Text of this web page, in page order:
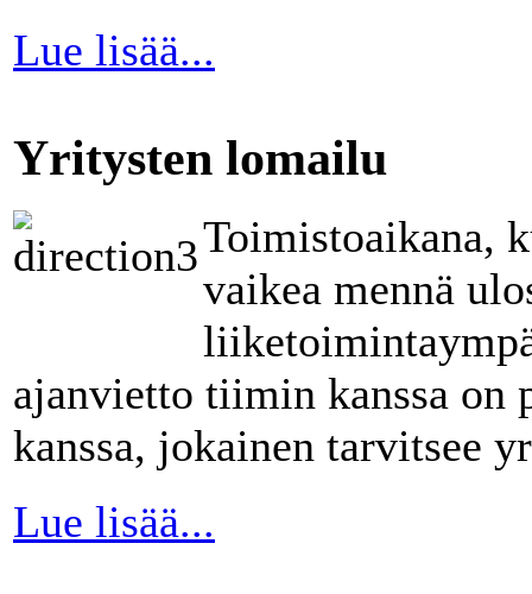
Lue lisää...
Yritysten lomailu
Toimistoaikana,
vaikea mennä
ajanvietto tiimin kanssa on
kanssa, jokainen tarvitsee
Lue lisää...